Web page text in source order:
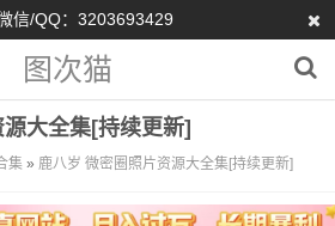
信/QQ：3203693429
图次猫
大全集[持续更新]
集 » 鹿八岁 微密圈照片资源大全集[持续更新]